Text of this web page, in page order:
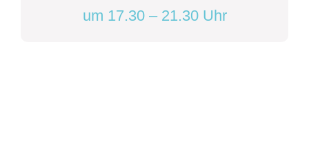
um 17.30 – 21.30 Uhr